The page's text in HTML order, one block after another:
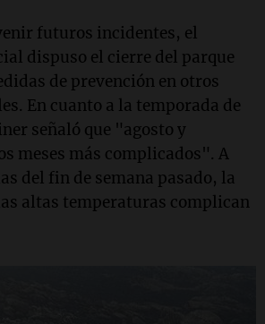
futuros incidentes, el
dispuso el cierre del parque
de prevención en otros
En cuanto a la temporada de
señaló que "agosto y
meses más complicados". A
del fin de semana pasado, la
altas temperaturas complican